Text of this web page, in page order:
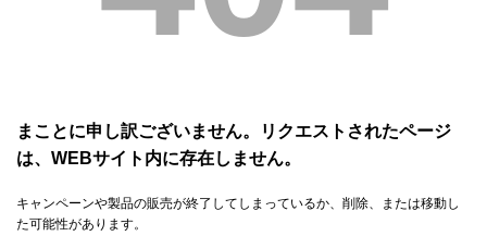
まことに申し訳ございません。リクエストされたページ
は、WEBサイト内に存在しません。
キャンペーンや製品の販売が終了してしまっているか、削除、または移動し
た可能性があります。